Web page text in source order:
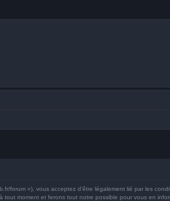
»), vous acceptez d’être légalement lié par les
moment et ferons tout notre possible pour vous en